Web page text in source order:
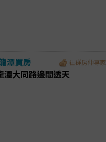
潭買房 社群房仲專家
潭大同路邊間透天